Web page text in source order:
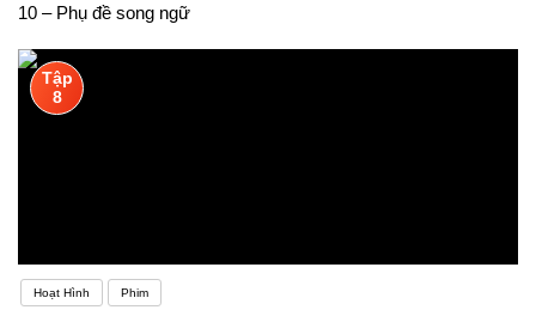
10 – Phụ đề song ngữ
Tập
8
Hoạt Hình Phim